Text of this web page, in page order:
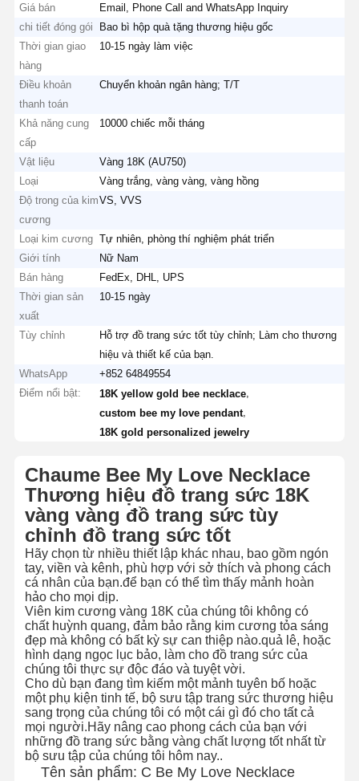
Giá bán
Email, Phone Call and WhatsApp Inquiry
chi tiết đóng gói
Bao bì hộp quà tặng thương hiệu gốc
Thời gian giao
hàng
10-15 ngày làm việc
Điều khoản
thanh toán
Chuyển khoản ngân hàng; T/T
Khả năng cung
cấp
10000 chiếc mỗi tháng
Vật liệu
Vàng 18K (AU750)
Loại
Vàng trắng, vàng vàng, vàng hồng
Độ trong của kim
cương
VS, VVS
Loại kim cương Tự nhiên, phòng thí nghiệm phát triển
Giới tính
Nữ Nam
Bán hàng
FedEx, DHL, UPS
Thời gian sản
xuất
10-15 ngày
Tùy chỉnh
Hỗ trợ đồ trang sức tốt tùy chỉnh; Làm cho thương
hiệu và thiết kế của bạn.
WhatsApp
+852 64849554
Điểm nổi bật:
18K yellow gold bee necklace
custom bee my love pendant
18K gold personalized jewelry
Chaume Bee My Love Necklace
Thương hiệu đồ trang sức 18K
vàng vàng đồ trang sức tùy
chỉnh đồ trang sức tốt
Hãy chọn từ nhiều thiết lập khác nhau, bao gồm ngón
tay, viền và kênh, phù hợp với sở thích và phong cách
cá nhân của bạn.để bạn có thể tìm thấy mảnh hoàn
hảo cho mọi dịp.
Viên kim cương vàng 18K của chúng tôi không có
chất huỳnh quang, đảm bảo rằng kim cương tỏa sáng
đẹp mà không có bất kỳ sự can thiệp nào.quả lê, hoặc
hình dạng ngọc lục bảo, làm cho đồ trang sức của
chúng tôi thực sự độc đáo và tuyệt vời.
Cho dù bạn đang tìm kiếm một mảnh tuyên bố hoặc
một phụ kiện tinh tế, bộ sưu tập trang sức thương hiệu
sang trọng của chúng tôi có một cái gì đó cho tất cả
mọi người.Hãy nâng cao phong cách của bạn với
những đồ trang sức bằng vàng chất lượng tốt nhất từ
bộ sưu tập của chúng tôi hôm nay..
Tên sản phẩm: C Be My Love Necklace